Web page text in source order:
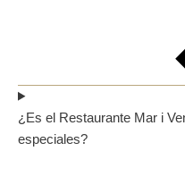
¿Es el Restaurante Mar i
especiales?